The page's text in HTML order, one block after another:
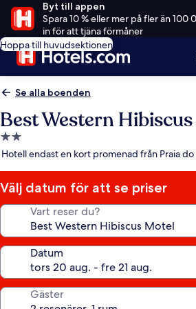
Byt till appen
Spara 10 % eller mer på fler än
in för att tjäna förmåner
Hoppa till huvudsektionen
Se alla boenden
Best Western
2.0-
stjärnigt
Hotell endast en kort promenad från Praia do
Välj datum för att se priser
Vart reser du?
Datum
Gäster